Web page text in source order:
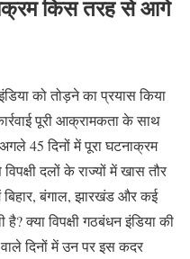
किस तरह से आगे
को तोड़ने का प्रयास किया
पूरी आक्रामकता के साथ
45 दिनों में पूरा घटनाक्रम
दलों के राज्यों में खास तौर
बिहार, बंगाल, झारखंड और कई
है? क्या विपक्षी गठबंधन इंडिया की
दिनों में उन पर इस कदर